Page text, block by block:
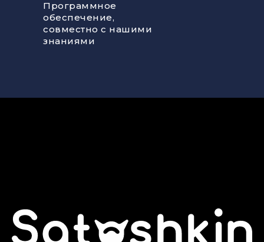
Программное
обеспечение,
совместно с нашими
знаниями